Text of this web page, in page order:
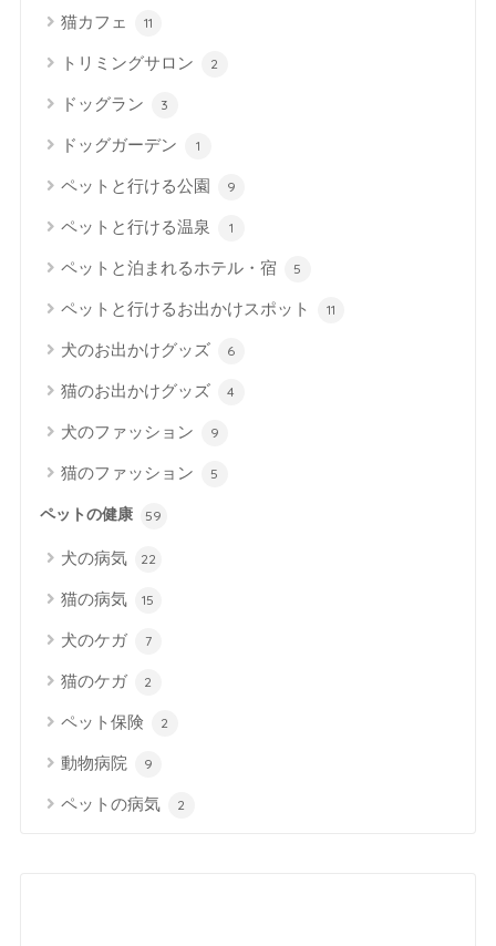
猫カフェ 11
トリミングサロン 2
ドッグラン 3
ドッグガーデン 1
ペットと行ける公園 9
ペットと行ける温泉 1
ペットと泊まれるホテル・宿 5
ペットと行けるお出かけスポット 11
犬のお出かけグッズ 6
猫のお出かけグッズ 4
犬のファッション 9
猫のファッション 5
ペットの健康 59
犬の病気 22
猫の病気 15
犬のケガ 7
猫のケガ 2
ペット保険 2
動物病院 9
ペットの病気 2